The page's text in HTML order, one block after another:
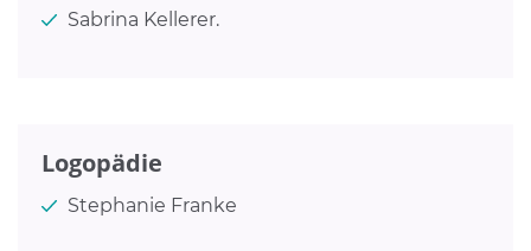
Sabrina Kellerer.
Logopädie
Stephanie Franke